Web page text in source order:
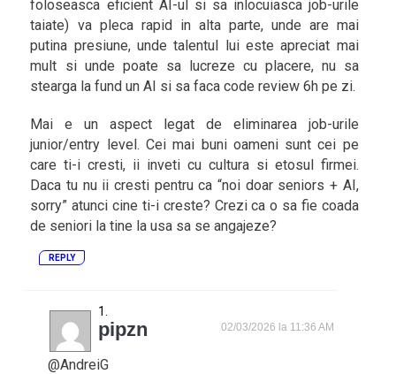
foloseasca eficient AI-ul si sa inlocuiasca job-urile
taiate) va pleca rapid in alta parte, unde are mai
putina presiune, unde talentul lui este apreciat mai
mult si unde poate sa lucreze cu placere, nu sa
stearga la fund un AI si sa faca code review 6h pe zi.
Mai e un aspect legat de eliminarea job-urile
junior/entry level. Cei mai buni oameni sunt cei pe
care ti-i cresti, ii inveti cu cultura si etosul firmei.
Daca tu nu ii cresti pentru ca “noi doar seniors + AI,
sorry” atunci cine ti-i creste? Crezi ca o sa fie coada
de seniori la tine la usa sa se angajeze?
REPLY
pipzn 02/03/2026 la 11:36 AM
@AndreiG